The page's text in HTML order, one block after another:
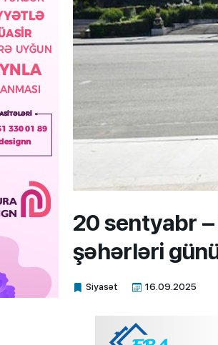
20 sentyabr
şəhərləri
Siyasət 16.09.2025
Xalq.Online